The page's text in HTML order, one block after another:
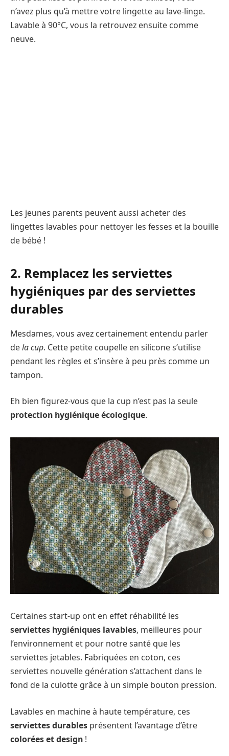
n’avez plus qu’à mettre votre lingette au lave-linge.
Lavable à 90°C, vous la retrouvez ensuite comme
neuve.
Les jeunes parents peuvent aussi acheter des
lingettes lavables pour nettoyer les fesses et la bouille
de bébé !
2. Remplacez les serviettes
hygiéniques par des serviettes
durables
Mesdames, vous avez certainement entendu parler
dela cup. Cette petite coupelle en silicone s’utilise
pendant les règles et s’insère à peu près comme un
tampon.
Eh bien figurez-vous que la cup n’est pas la seule
protection hygiénique écologique.
Certaines start-up ont en effet réhabilité les
serviettes hygiéniques lavables, meilleures pour
l’environnement et pour notre santé que les
serviettes jetables. Fabriquées en coton, ces
serviettes nouvelle génération s’attachent dans le
fond de la culotte grâce à un simple bouton pression.
Lavables en machine à haute température, ces
serviettes durables présentent l’avantage d’être
colorées et design !